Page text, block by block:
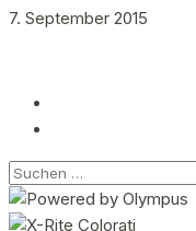
7. September 2015
Suchen
nach: